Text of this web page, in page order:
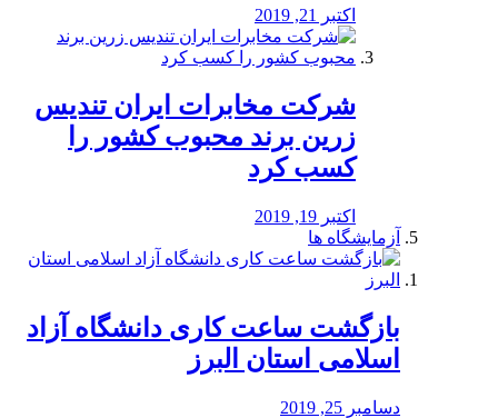
اکتبر 21, 2019
شرکت مخابرات ایران تندیس
زرین برند محبوب کشور را
کسب کرد
اکتبر 19, 2019
آزمایشگاه ها
بازگشت ساعت کاری دانشگاه آزاد
اسلامی استان البرز
دسامبر 25, 2019